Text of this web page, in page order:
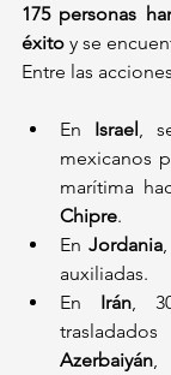
175 personas
éxito y se
Entre las
En Israel,
mexicanos
marítima
Chipre.
En Jordania
auxiliadas.
En Irán,
Azerbaiyán,